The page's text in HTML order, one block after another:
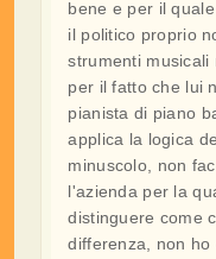
bene e per il
il politico proprio
strumenti musicali
per il fatto che lui
pianista di piano
applica la logica
minuscolo, non
l'azienda per la
distinguere come
differenza, non